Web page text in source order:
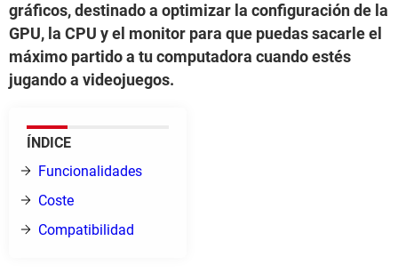
gráficos, destinado a optimizar la configuración de la
GPU, la CPU y el monitor para que puedas sacarle el
máximo partido a tu computadora cuando estés
jugando a videojuegos.
ÍNDICE
Funcionalidades
Coste
Compatibilidad